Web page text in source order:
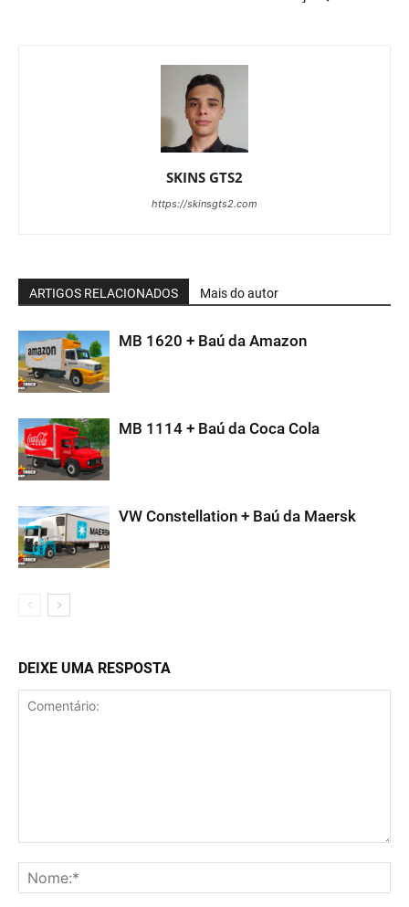
SKINS GTS2
https://skinsgts2.com
ARTIGOS RELACIONADOS Mais do autor
MB 1620 + Baú da Amazon
MB 1114 + Baú da Coca Cola
VW Constellation + Baú da Maersk
DEIXE UMA RESPOSTA